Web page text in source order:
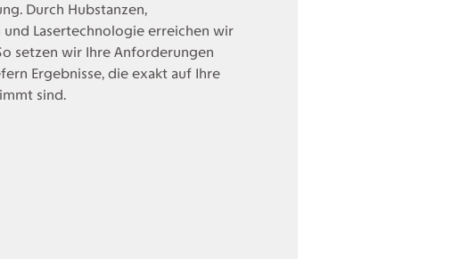
Durch Hubstanzen,
Lasertechnologie erreichen wir
setzen wir Ihre Anforderungen
Ergebnisse, die exakt auf Ihre
sind.